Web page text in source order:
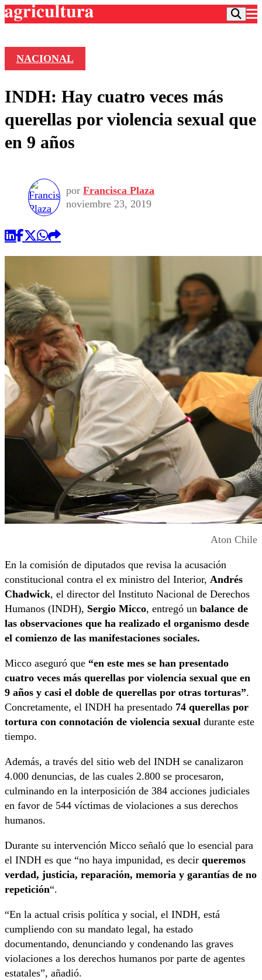
Frecuencias
Agricultura TV
Deportes
Colo Colo
Seleccion Chilena
Torneo Internacional
Entretención
Economía
Internacional
Publicaciones en medios
Opinión
NACIONAL
INDH: Hay cuatro veces más
querellas por violencia sexual que
en 9 años
por Francisca Plaza
noviembre 23, 2019
Aton Chile
En la comisión de diputados que revisa la acusación
constitucional contra el ex ministro del Interior, Andrés
Chadwick, el director del Instituto Nacional de Derechos
Humanos (INDH), Sergio Micco, entregó un balance de
las observaciones que ha realizado el organismo desde
el comienzo de las manifestaciones sociales.
Micco aseguró que “en este mes se han presentado
cuatro veces más querellas por violencia sexual que en
9 años y casi el doble de querellas por otras torturas”.
Concretamente, el INDH ha presentado 74 querellas por
tortura con connotación de violencia sexual durante este
tiempo.
Además, a través del sitio web del INDH se canalizaron
4.000 denuncias, de las cuales 2.800 se procesaron,
culminando en la interposición de 384 acciones judiciales
en favor de 544 víctimas de violaciones a sus derechos
humanos.
Durante su intervención Micco señaló que lo esencial para
el INDH es que “no haya impunidad, es decir queremos
verdad, justicia, reparación, memoria y garantías de no
repetición“.
“En la actual crisis política y social, el INDH, está
cumpliendo con su mandato legal, ha estado
documentando, denunciando y condenando las graves
violaciones a los derechos humanos por parte de agentes
estatales”, añadió.